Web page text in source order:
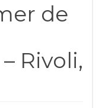
de
Rivoli,